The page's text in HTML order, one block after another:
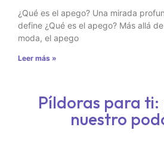
¿Qué es el apego? Una mirada
define ¿Qué es el apego? Más allá
moda, el apego
Leer más »
Píldoras para ti:
nuestro